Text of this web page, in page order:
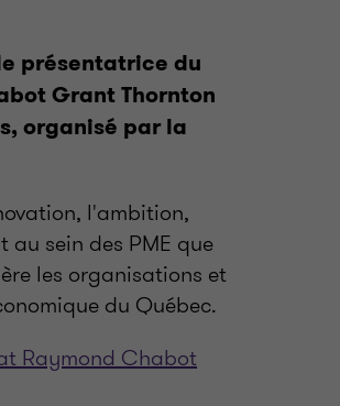
présentatrice du
Grant Thornton
organisé par la
l'ambition,
sein des PME que
les organisations et
du Québec.
Raymond Chabot